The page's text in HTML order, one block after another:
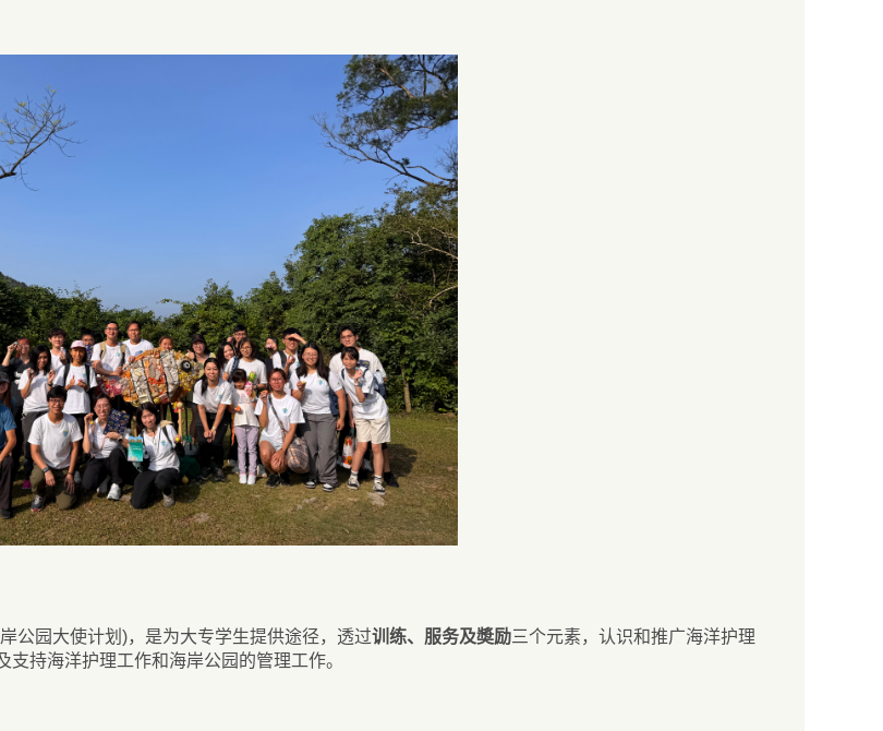
公园大使计划)，是为大专学生提供途径，透过训练、服务及奬励三个元素，认识和推广海洋护理
支持海洋护理工作和海岸公园的管理工作。